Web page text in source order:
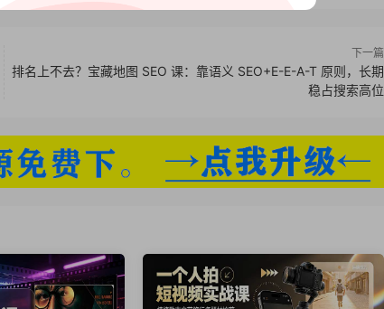
下一篇
排名上不去？宝藏地图 SEO 课：靠语义 SEO+E-E-A-T 原则，长期
稳占搜索高位